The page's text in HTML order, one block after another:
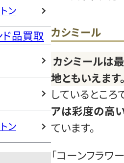
ン
品買取
ン
カシミール
カシミールは
地ともいえます
しているところ
アは彩度の高
ています。
「コーンフラワ